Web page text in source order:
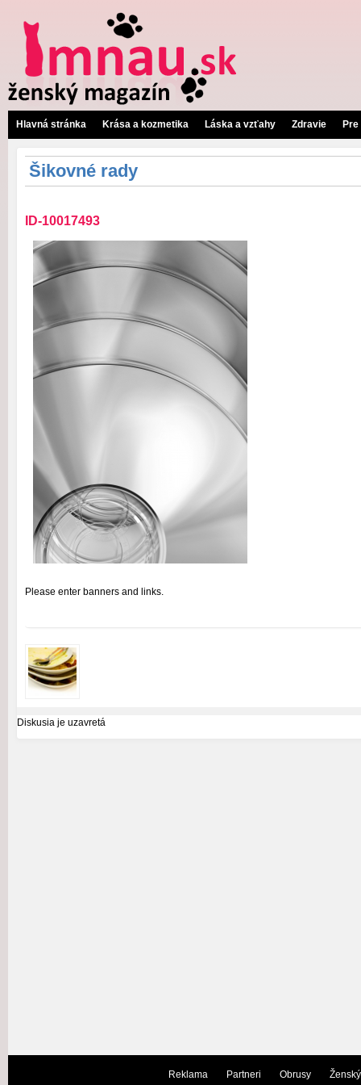
Hlavná stránka Krása a kozmetika Láska a vzťahy Zdravie
Šikovné rady
ID-10017493
Please enter banners and links.
Diskusia je uzavretá
Reklama Partneri Obrusy